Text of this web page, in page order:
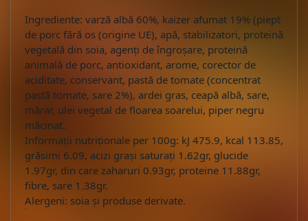
Ingrediente: varză albă 60%, kaizer afumat 19% (piept
de porc fără os (origine UE), apă, stabilizatori, proteină
vegetală din soia, agenți de îngroșare, proteină
animală de porc, antioxidant, arome, corector de
aciditate, conservant, pastă de tomate (concentrat
pastă tomate, sare 2%), ardei gras, ceapă albă, sare,
mărar, ulei vegetal de floarea soarelui, piper negru
măcinat.
Informații nutriționale per 100g: kJ 475.9, kcal 113.85,
grăsimi 6.09, acizi grași saturați 1.62gr, glucide
1.97gr, din care zaharuri 0.93gr, proteine 11.88gr,
fibre, sare 1.38gr.
Alergeni: soia și produse derivate.